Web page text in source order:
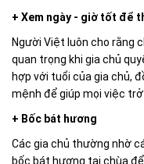
+ Xem ngày - giờ tốt để
Người Việt luôn cho rằng
quan trọng khi gia chủ
hợp với tuổi của gia chủ,
mệnh để giúp mọi việc trở
+ Bốc bát hương
Các gia chủ thường nhờ
bốc bát hương tại chùa